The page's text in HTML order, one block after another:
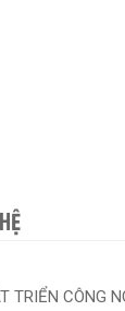
TRIỂN CÔNG